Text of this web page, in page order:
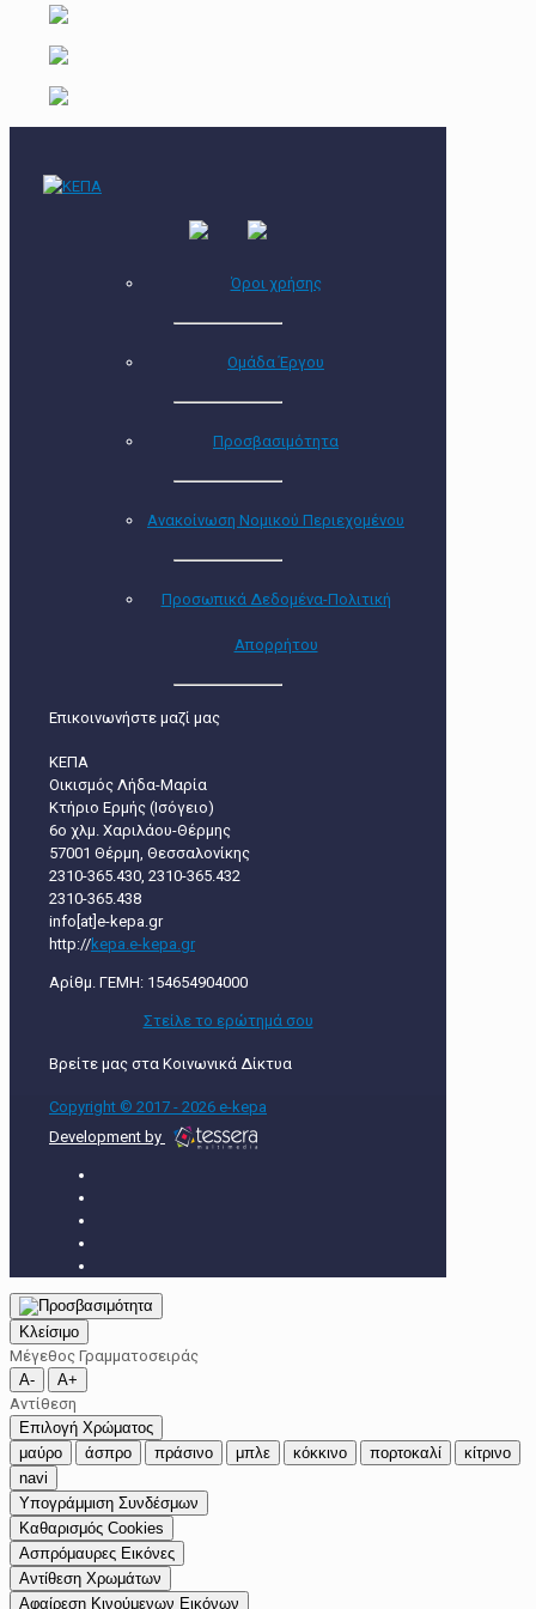
Όροι χρήσης
Ομάδα Έργου
Προσβασιμότητα
Ανακοίνωση Νομικού Περιεχομένου
Προσωπικά Δεδομένα-Πολιτική
Απορρήτου
Επικοινωνήστε μαζί μας
ΚΕΠΑ
Οικισμός Λήδα-Μαρία
Κτήριο Ερμής (Ισόγειο)
6ο χλμ. Χαριλάου-Θέρμης
57001 Θέρμη, Θεσσαλονίκης
2310-365.430, 2310-365.432
2310-365.438
info[at]e-kepa.gr
http://kepa.e-kepa.gr
Αρίθμ. ΓΕΜΗ: 154654904000
Στείλε τo ερώτημά σου
Βρείτε μας στα Κοινωνικά Δίκτυα
Copyright © 2017 - 2026 e-kepa
Development by
Κλείσιμο
Μέγεθος Γραμματοσειράς
A-
A+
Αντίθεση
Επιλογή Χρώματος
μαύρο
άσπρο πράσινο μπλε κόκκινο πορτοκαλί
κίτρινο
navi
Υπογράμμιση Συνδέσμων
Καθαρισμός Cookies
Ασπρόμαυρες Εικόνες
Αντίθεση Χρωμάτων
Αφαίρεση Κινούμενων Εικόνων